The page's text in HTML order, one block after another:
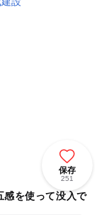
保存
251
感を使って没入で